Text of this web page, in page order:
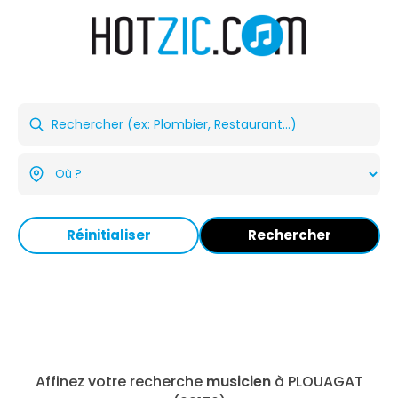
Réinitialiser Rechercher
Affinez votre recherche musicienà PLOUAGAT